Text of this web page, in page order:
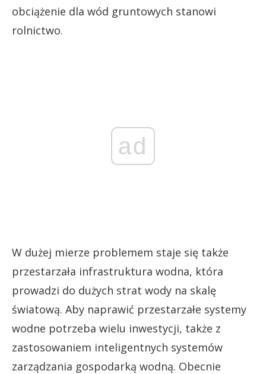
obciążenie dla wód gruntowych stanowi
rolnictwo.
ad
W dużej mierze problemem staje się także
przestarzała infrastruktura wodna, która
prowadzi do dużych strat wody na skalę
światową. Aby naprawić przestarzałe systemy
wodne potrzeba wielu inwestycji, także z
zastosowaniem inteligentnych systemów
zarządzania gospodarką wodną. Obecnie